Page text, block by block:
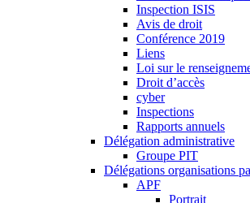
Inspection ISIS
Avis de droit
Conférence 2019
Liens
Loi sur le
Droit d’accès
cyber
Inspections
Rapports annuels
Délégation administrative
Groupe PIT
Délégations organisations
APF
Portrait